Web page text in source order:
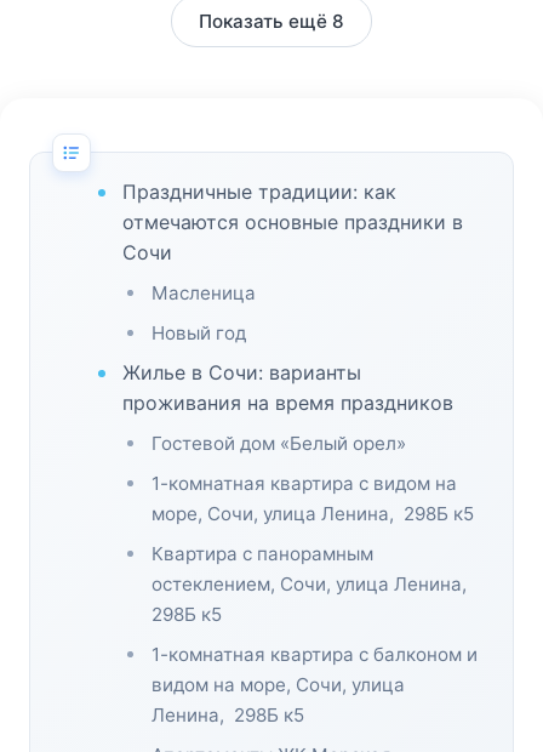
Показать ещё 8
Праздничные традиции: как
отмечаются основные праздники в
Сочи
Масленица
Новый год
Жилье в Сочи: варианты
проживания на время праздников
Гостевой дом «Белый орел»
1-комнатная квартира с видом на
море, Сочи, улица Ленина, 298Б к5
Квартира с панорамным
остеклением, Сочи, улица Ленина,
298Б к5
1-комнатная квартира с балконом и
видом на море, Сочи, улица
Ленина, 298Б к5